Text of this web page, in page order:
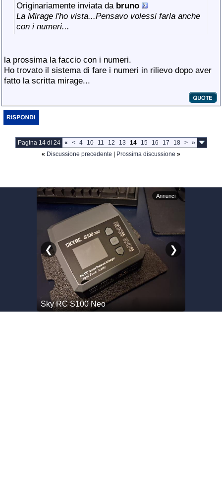
Originariamente inviata da bruno
La Mirage l'ho vista...Pensavo volessi farla anche
con i numeri...
la prossima la faccio con i numeri.
Ho trovato il sistema di fare i numeri in rilievo dopo aver
fatto la scritta mirage...
Pagina 14 di 24 « < 4 10 11 12 13 14 15 16 17 18 >
»
« Discussione precedente Prossima discussione »